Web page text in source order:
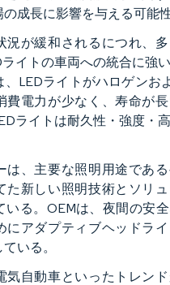
成長に影響を与える可能性
況が緩和されるにつれ、
イトの車両への統合に強
LEDライトがハロゲンお
費電力が少なく、寿命が
ライトは耐久性・強度・
は、主要な照明用途であ
た新しい照明技術とソリ
いる。OEMは、夜間の安
にアダプティブヘッドラ
いる。
気自動車といったトレン